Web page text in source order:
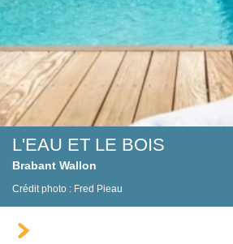
L'EAU ET LE BOIS
Brabant Wallon
Crédit photo : Fred Pieau